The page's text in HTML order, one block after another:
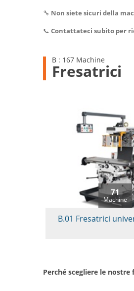
🔧 Non siete sicuri della
📞 Contattateci subito per
B : 167 Machine
Fresatrici
71
Machine
B.01 Fresatrici
Perché scegliere le nostre